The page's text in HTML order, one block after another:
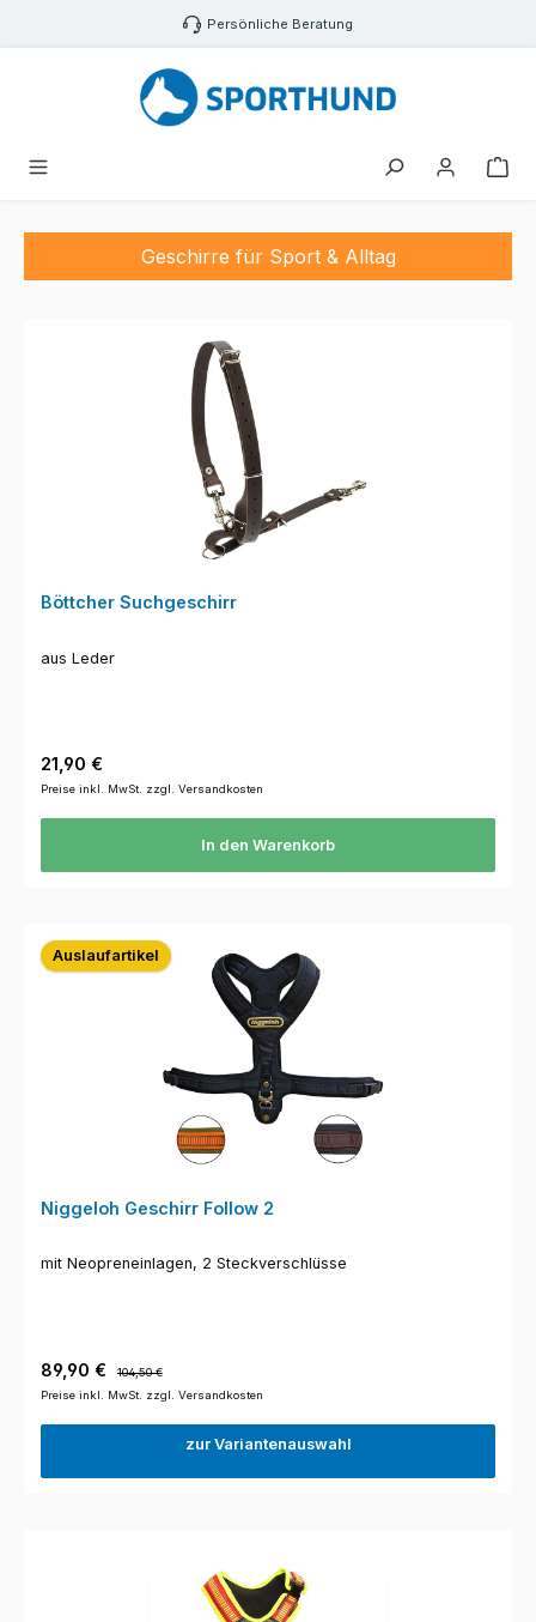
Zum Hauptinhalt springen Persönliche Beratung
Geschirre für Sport & Alltag
Böttcher Suchgeschirr
aus Leder
Regulärer Preis:
21,90 €
Preise inkl. MwSt. zzgl. Versandkosten
In den Warenkorb
Auslaufartikel
Niggeloh Geschirr Follow 2
mit Neopreneinlagen, 2 Steckverschlüsse
Verkaufspreis:
89,90 €
104,50 €
Preise inkl. MwSt. zzgl. Versandkosten
zur Variantenauswahl